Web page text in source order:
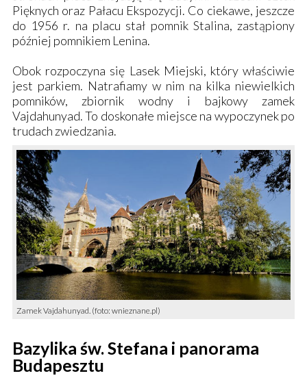
Pięknych oraz Pałacu Ekspozycji. Co ciekawe, jeszcze
do 1956 r. na placu stał pomnik Stalina, zastąpiony
później pomnikiem Lenina.
Obok rozpoczyna się Lasek Miejski, który właściwie
jest parkiem. Natrafiamy w nim na kilka niewielkich
pomników, zbiornik wodny i bajkowy zamek
Vajdahunyad. To doskonałe miejsce na wypoczynek po
trudach zwiedzania.
Zamek Vajdahunyad. (foto: wnieznane.pl)
Bazylika św. Stefana i panorama
Budapesztu